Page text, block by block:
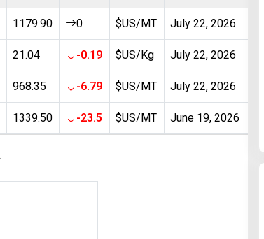
1179.90 0 $US/MT July 22, 2026
21.04 -0.19 $US/Kg July 22, 2026
968.35 -6.79 $US/MT July 22, 2026
1339.50 -23.5 $US/MT June 19, 2026
Search